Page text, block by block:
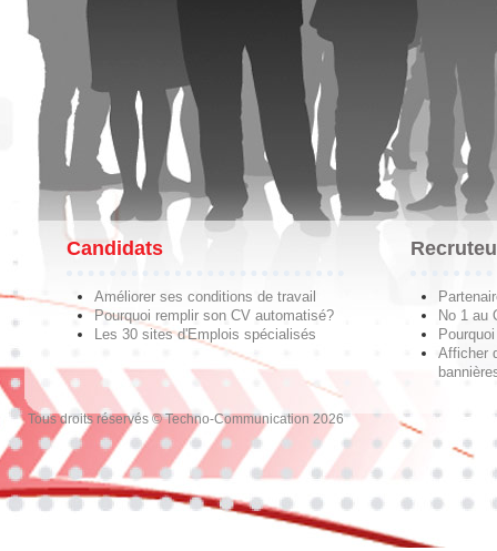
Candidats
Améliorer ses conditions de travail
Pourquoi remplir son CV automatisé?
Les 30 sites d'Emplois spécialisés
No 1 au
Afficher
Tous droits réservés © Techno-Communication 2026